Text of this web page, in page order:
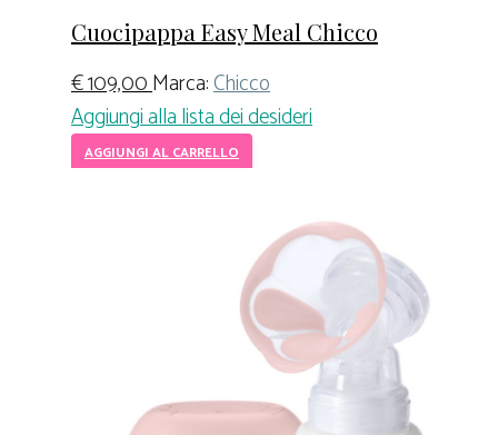
Cuocipappa Easy Meal Chicco
€109,00Marca:Chicco
Aggiungi alla lista dei desideri
AGGIUNGI AL CARRELLO